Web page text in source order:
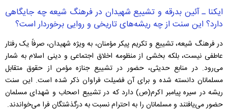
ایکنا ـ آئین بدرقه و تشییع شهیدان در فرهنگ شیعه چه جایگاهی
دارد؟ این سنت از چه ریشه‌های تاریخی و روایی برخوردار است؟
در فرهنگ شیعه، تشییع و تکریم پیکر مؤمنان، به‌ ویژه شهیدان، صرفاً یک رفتار
عاطفی نیست، بلکه بخشی از منظومه اخلاق اجتماعی و دینی اسلام به شمار
می‌رود. در منابع حدیثی، حضور در تشییع جنازه مؤمن از حقوق متقابل
مسلمانان دانسته شده و برای آن فضیلت فراوان ذکر شده است. این سنت
ریشه در سیره پیامبر اکرم(ص) دارد که در تشییع اصحاب و شهدای مسلمان
حضور می‌یافتند و مسلمانان را به احترام نسبت به درگذشتگان فرا می‌خواندند.